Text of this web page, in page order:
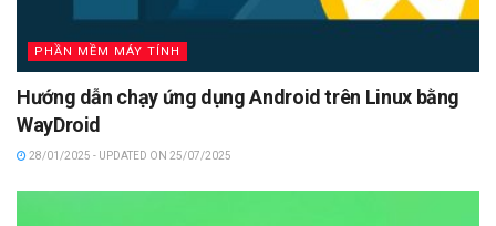
PHẦN MỀM MÁY TÍNH
Hướng dẫn chạy ứng dụng Android trên Linux bằng
WayDroid
28/01/2025 - UPDATED ON 25/07/2025